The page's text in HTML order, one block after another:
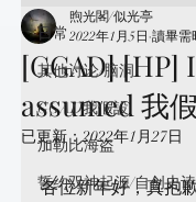
日常
其他讨论/脑洞
GGAD我假設
加勒比海盗
誓约双神起源/自创史诗
[GGAD] [HP]
assumed 我
煦光閣/似光亭
2022年1月5日 讀畢需
已更新：2022年1月27日
各位新年好，真抱